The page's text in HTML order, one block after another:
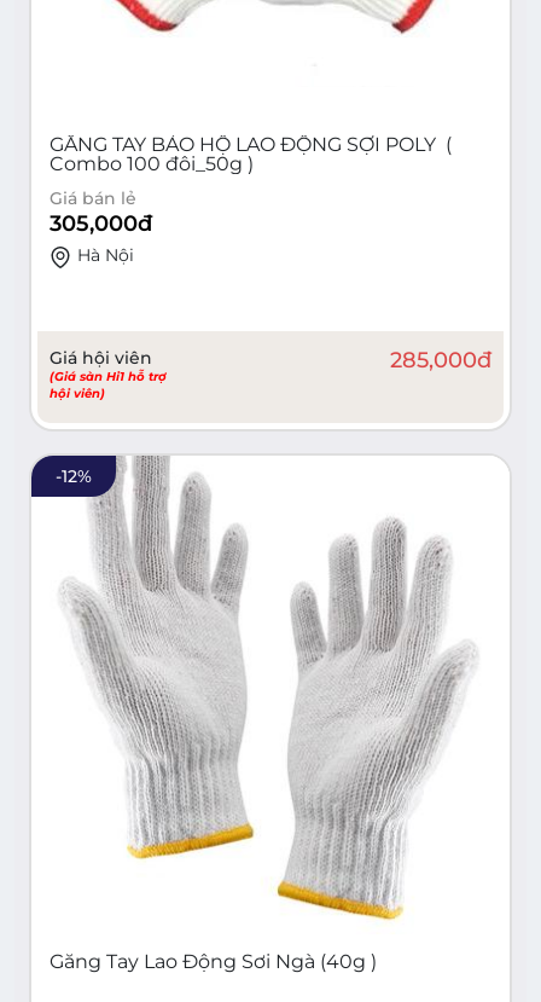
GĂNG TAY BẢO HỘ LAO ĐỘNG SỢI POLY (
Combo 100 đôi_50g )
Giá bán lẻ
305,000đ
Hà Nội
Giá hội viên
(Giá sàn Hi1 hỗ trợ
hội viên)
285,000đ
-12%
Găng Tay Lao Động Sơi Ngà (40g )